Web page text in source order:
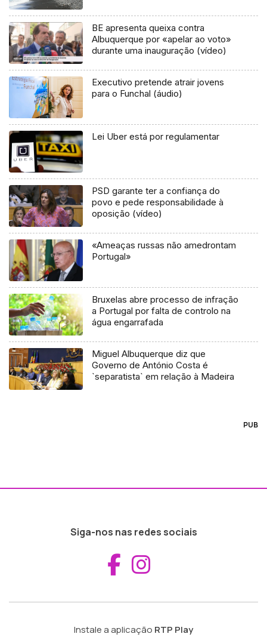
BE apresenta queixa contra
Albuquerque por «apelar ao voto»
durante uma inauguração (vídeo)
Executivo pretende atrair jovens
para o Funchal (áudio)
Lei Uber está por regulamentar
PSD garante ter a confiança do
povo e pede responsabilidade à
oposição (vídeo)
«Ameaças russas não amedrontam
Portugal»
Bruxelas abre processo de infração
a Portugal por falta de controlo na
água engarrafada
Miguel Albuquerque diz que
Governo de António Costa é
`separatista` em relação à Madeira
PUB
Siga-nos nas redes sociais
Aceder ao
Instale a aplicação RTP Play